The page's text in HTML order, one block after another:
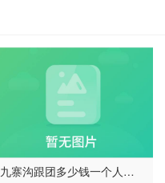
九寨沟跟团多少钱一个人